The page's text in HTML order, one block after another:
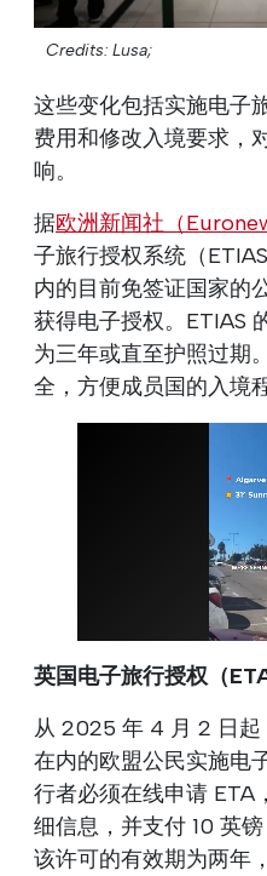
Credits: Lusa;
这些变化包括实施电子
费用和修改入境要求，
响。
据欧洲新闻社（
子旅行授权系统（
内的目前免签证国家的
获得电子授权。ETIAS
为三年或直至护照过期
全，方便成员国的入境程
英国电子旅行授权（ETA
从 2025 年 4 月 2 日起
在内的欧盟公民实施电
行者必须在线申请 ETA
细信息，并支付 10 英镑
该许可的有效期为两年